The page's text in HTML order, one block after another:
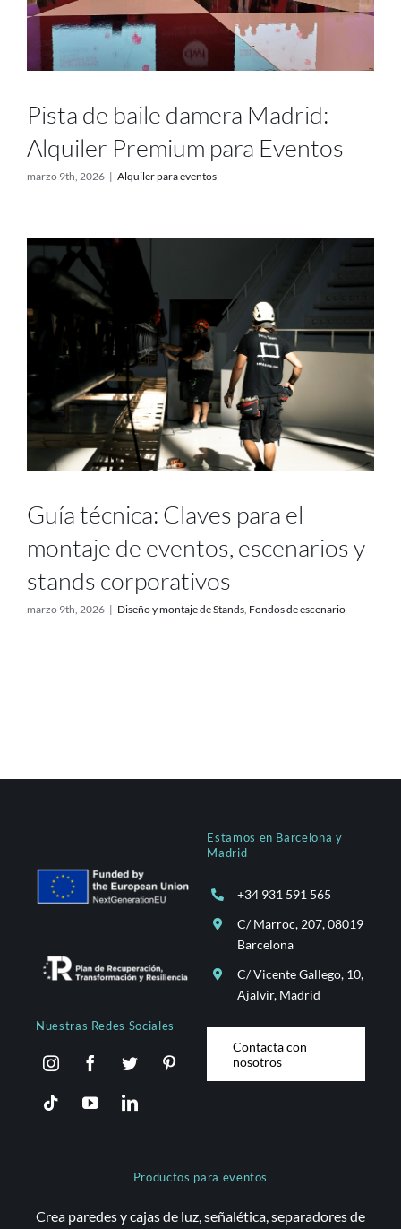
Pista de baile damera Madrid:
Alquiler Premium para Eventos
marzo 9th, 2026 | Alquiler para eventos
Guía técnica: Claves para el
montaje de eventos, escenarios y
stands corporativos
marzo 9th, 2026 | Diseño y montaje de Stands Fondos de escenario
Nuestras Redes Sociales
Estamos en Barcelona y
Madrid
+34 931 591 565
C/ Marroc, 207, 08019
Barcelona
C/ Vicente Gallego, 10,
Ajalvir, Madrid
Contacta con
nosotros
Productos para eventos
Crea paredes y cajas de luz, señalética, separadores de